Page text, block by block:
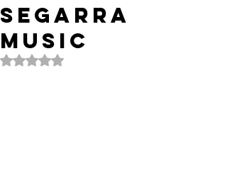
Segarra
Music
Obtuvo NaN de 5 estrellas.